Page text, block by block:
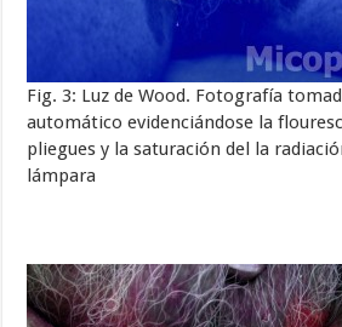
Fig. 3: Luz de Wood. Fotografía
automático evidenciándose la
pliegues y la saturación del la
lámpara